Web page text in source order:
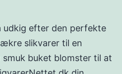
udkig efter den perfekte
slikvarer til en
buket blomster til at